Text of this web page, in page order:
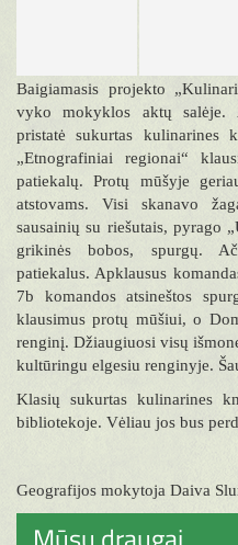
Baigiamasis projekto
vyko mokyklos aktų salėje.
pristatė sukurtas kulinarines
„Etnografiniai regionai“
patiekalų. Protų mūšyje
atstovams. Visi skanavo
sausainių su riešutais, pyrago
grikinės bobos, spurgų.
patiekalus. Apklausus
7b komandos atsineštos
klausimus protų mūšiui, o
renginį. Džiaugiuosi visų
kultūringu elgesiu renginyje.
Klasių sukurtas kulinarines
bibliotekoje. Vėliau jos bus
Geografijos mokytoja Daiva